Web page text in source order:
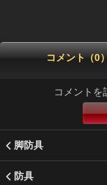
コメント（0
コメントを
脚防具
防具